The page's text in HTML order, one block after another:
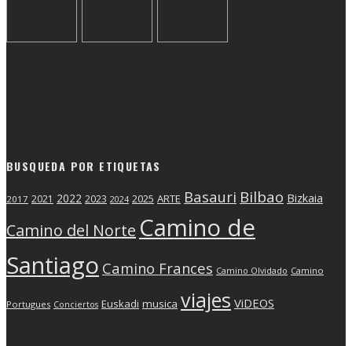
BUSQUEDA POR ETIQUETAS
2017 2021 2022 2023 2024 2025 ARTE Basauri Bilbao Bizkaia
Camino del Norte Camino de
Santiago Camino Frances Camino Olvidado Camino
Portugues Conciertos Euskadi musica viajes ViDEOS